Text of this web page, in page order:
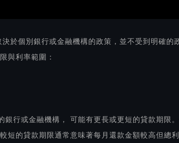
於個別銀行或金融機構的政策，並不受到明確
與利率範圍：
銀行或金融機構， 可能有更長或更短的貸款期限
短的貸款期限通常意味著每月還款金額較高但總